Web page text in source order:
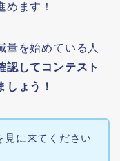
ます！
量を始めている人
認してコンテスト
しょう！
見に来てください